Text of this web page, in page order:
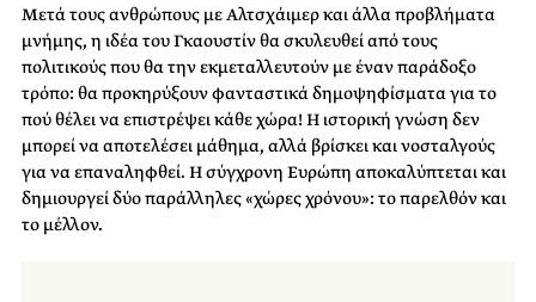
Μετά τους ανθρώπους με Αλτσχάιμερ και άλλα προβλήματα
μνήμης, η ιδέα του Γκαουστίν θα σκυλευθεί από τους
πολιτικούς που θα την εκμεταλλευτούν με έναν παράδοξο
τρόπο: θα προκηρύξουν φανταστικά δημοψηφίσματα για το
πού θέλει να επιστρέψει κάθε χώρα! Η ιστορική γνώση δεν
μπορεί να αποτελέσει μάθημα, αλλά βρίσκει και νοσταλγούς
για να επαναληφθεί. Η σύγχρονη Ευρώπη αποκαλύπτεται και
δημιουργεί δύο παράλληλες «χώρες χρόνου»: το παρελθόν και
το μέλλον.